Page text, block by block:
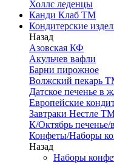
Холлс леденцы
Канди Клаб ТМ
Кондитерские
Назад
Азовская КФ
Акульчев вафли
Барни пирожное
Волжский пекарь
Датское печенье в
Европейские
Завтраки Нестле
К/Октябрь печенье/
Конфеты/Наборы
Назад
Наборы